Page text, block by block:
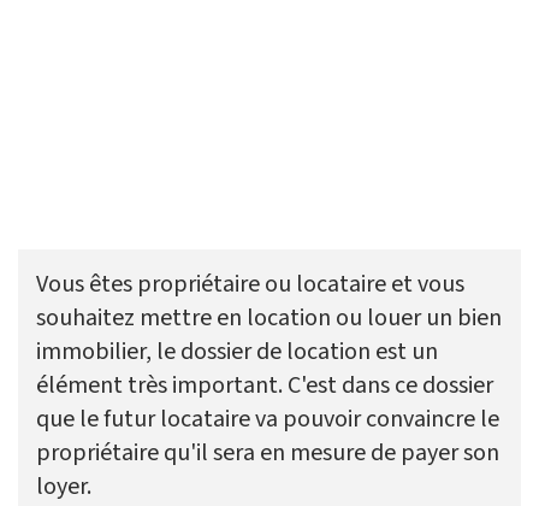
Vous êtes propriétaire ou locataire et vous
souhaitez mettre en location ou louer un bien
immobilier, le dossier de location est un
élément très important. C'est dans ce dossier
que le futur locataire va pouvoir convaincre le
propriétaire qu'il sera en mesure de payer son
loyer.